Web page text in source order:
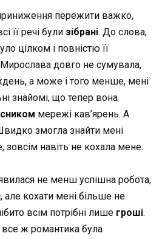
пережити важко,
її речі були зібрані. До слова,
цілком і повністю її
довго не сумувала,
а може і того менше, мені
знайомі, що тепер вона
мережі кав’ярень. А
змогла знайти мені
зовсім навіть не кохала мене.
не менш успішна робота,
, але кохати мені більше не
всім потрібні лише гроші.
ж романтика була